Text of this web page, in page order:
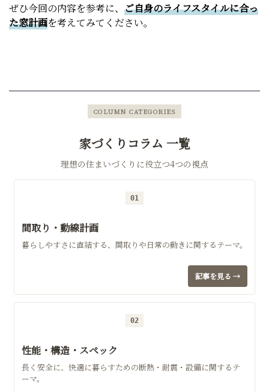
ぜひ今回の内容を参考に、 ご自身のライフスタイルに合っ
た窓計画を考えてみてください。
COLUMN CATEGORIES
家づくりコラム 一覧
理想の住まいづくりに役立つ4つの視点
01
間取り・動線計画
暮らしやすさに直結する、間取りや日常の動きに関するテーマ。
記事を見る →
02
性能・構造・スペック
長く安全に、快適に暮らすための断熱・耐震・設備に関するテ
ーマ。